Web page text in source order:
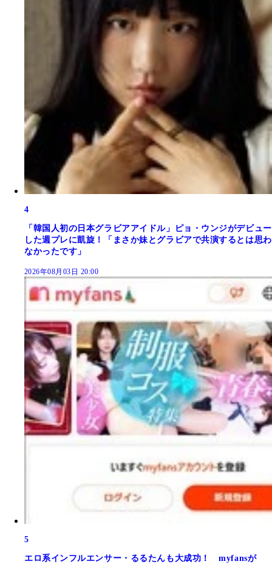
4
「韓国人初の日本グラビアアイドル」ピョ・ウンジがデビュー
した週プレに凱旋！「まさか妹とグラビアで共演するとは思わ
なかったです」
2026年08月03日 20:00
5
エロ系インフルエンサー・るるたんも大成功！ myfansが